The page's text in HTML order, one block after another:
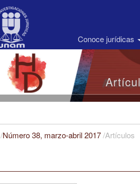
Conoce jurídicas
/Número 38, marzo-abril 2017/Artículos